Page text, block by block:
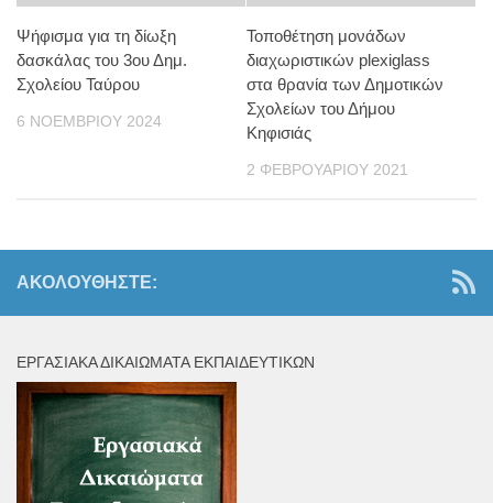
Ψήφισμα για τη δίωξη
δασκάλας του 3ου Δημ.
Σχολείου Ταύρου
6 ΝΟΕΜΒΡΊΟΥ 2024
Τοποθέτηση μονάδων
διαχωριστικών plexiglass
στα θρανία των Δημοτικών
Σχολείων του Δήμου
Κηφισιάς
2 ΦΕΒΡΟΥΑΡΊΟΥ 2021
ΑΚΟΛΟΥΘΉΣΤΕ:
ΕΡΓΑΣΙΑΚΆ ΔΙΚΑΙΏΜΑΤΑ ΕΚΠΑΙΔΕΥΤΙΚΏΝ